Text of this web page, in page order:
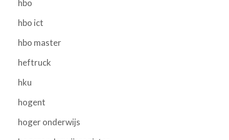
hbo
hbo ict
hbo master
heftruck
hku
hogent
hoger onderwijs